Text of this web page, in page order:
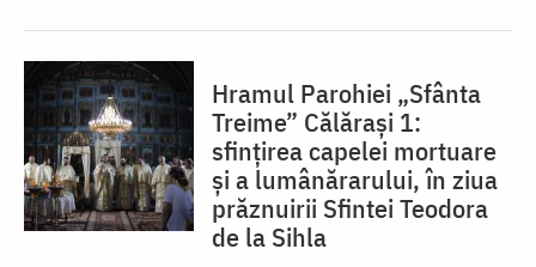
Hramul Parohiei „Sfânta
Treime” Călărași 1:
sfințirea capelei mortuare
și a lumânărarului, în ziua
prăznuirii Sfintei Teodora
de la Sihla